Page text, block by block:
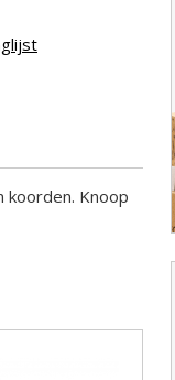
Knoop